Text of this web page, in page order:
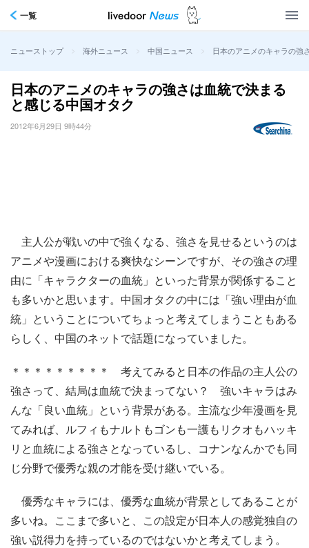
一覧
ニューストップ > 海外ニュース > 中国ニュース > 日本のアニメのキャラの強
日本のアニメのキャラの強さは血統で決まる
と感じる中国オタク
2012年6月29日 9時44分
主人公が戦いの中で強くなる、強さを見せるというのは
アニメや漫画における爽快なシーンですが、その強さの理
由に「キャラクターの血統」といった背景が関係すること
も多いかと思います。中国オタクの中には「強い理由が血
統」ということについてちょっと考えてしまうこともある
らしく、中国のネットで話題になっていました。
＊＊＊＊＊＊＊＊＊ 考えてみると日本の作品の主人公の
強さって、結局は血統で決まってない？ 強いキャラはみ
んな「良い血統」という背景がある。主流な少年漫画を見
てみれば、ルフィもナルトもゴンも一護もリクオもハッキ
リと血統による強さとなっているし、コナンなんかでも同
じ分野で優秀な親の才能を受け継いでいる。
優秀なキャラには、優秀な血統が背景としてあることが
多いね。ここまで多いと、この設定が日本人の感覚独自の
強い説得力を持っているのではないかと考えてしまう。